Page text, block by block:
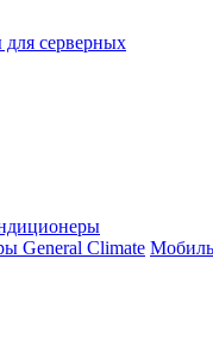
серверных
General Climate